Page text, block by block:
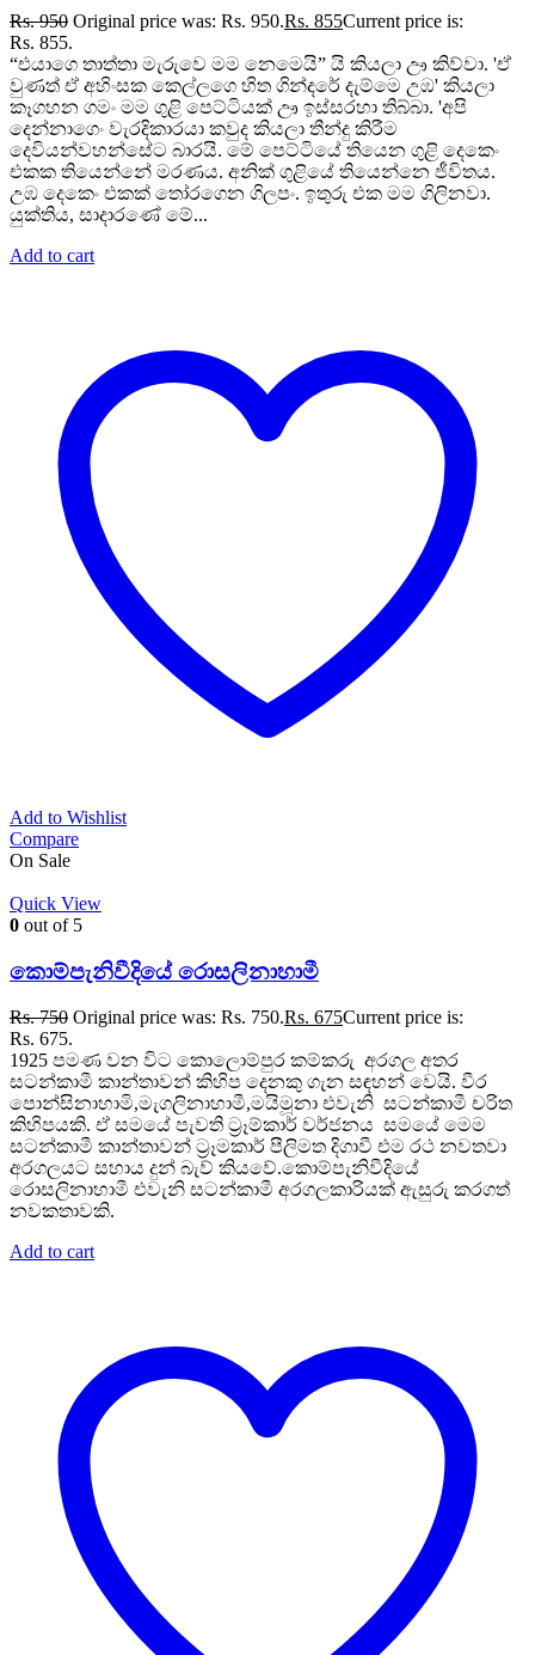
Rs.950 Original price was: Rs. 950.Rs. 855Current price is:
Rs. 855.
“එයාගෙ තාත්තා මැරුවෙ මම නෙමෙයි” යි කියලා ඌ කිව්වා. 'ඒ
වුණත් ඒ අහිංසක කෙල්ලගෙ හිත ගින්දරේ දැම්මෙ උඹ' කියලා
කෑගහන ගමං මම ගුළි පෙට්ටියක් ඌ ඉස්සරහා තිබ්බා. 'අපි
දෙන්නාගෙං වැරදිකාරයා කවුද කියලා තීන්දු කිරීම
දෙවියන්වහන්සේට බාරයි. මේ පෙට්ටියේ තියෙන ගුළි දෙකෙං
එකක තියෙන්නේ මරණය. අනික් ගුළියේ තියෙන්නෙ ජීවිතය.
උඹ දෙකෙං එකක් තෝරගෙන ගිලපං. ඉතුරු එක මම ගිලිනවා.
යුක්තිය, සාදාරණේ මේ...
Add to cart
Add to Wishlist
Compare
On Sale
Quick View
0 out of 5
කොම්පැනිවීදියේ රොසලිනාහාමී
Rs.750 Original price was: Rs. 750.Rs. 675Current price is:
Rs. 675.
1925 පමණ වන විට කොලොම්පුර කම්කරු අරගල අතර
සටන්කාමී කාන්තාවන් කිහිප දෙනකු ගැන සඳහන් වෙයි. වීර
පොන්සිනාහාමි,මැගලිනාහාමී,මයිමූනා එවැනි සටන්කාමී චරිත
කිහිපයකි. ඒ සමයේ පැවති ට්‍රෑම්කාර් වර්ජනය සමයේ මෙම
සටන්කාමී කාන්තාවන් ට්‍රෑමකාර් පීලිමත දිගාවී එම රථ නවතවා
අරගලයට සහාය දුන් බැව් කියවේ.කොම්පැනිවීදියේ
රොසලිනාහාමී එවැනි සටන්කාමී අරගලකාරියක් ඇසුරු කරගත්
නවකතාවකි.
Add to cart